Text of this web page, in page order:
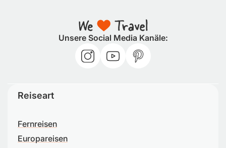
Unsere Social Media Kanäle:
Reiseart
Fernreisen
Europareisen